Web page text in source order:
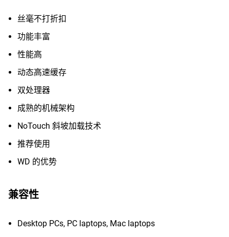
丝毫不打折扣
功能丰富
性能高
动态高速缓存
双处理器
成熟的机械架构
NoTouch 斜坡加载技术
推荐使用
WD 的优势
兼容性
Desktop PCs, PC laptops, Mac laptops